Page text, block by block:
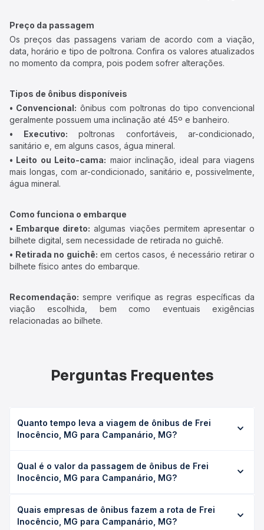
Preço da passagem
Os preços das passagens variam de acordo com a viação,
data, horário e tipo de poltrona. Confira os valores atualizados
no momento da compra, pois podem sofrer alterações.
Tipos de ônibus disponíveis
• Convencional: ônibus com poltronas do tipo convencional
geralmente possuem uma inclinação até 45º e banheiro.
• Executivo: poltronas confortáveis, ar-condicionado,
sanitário e, em alguns casos, água mineral.
• Leito ou Leito-cama: maior inclinação, ideal para viagens
mais longas, com ar-condicionado, sanitário e, possivelmente,
água mineral.
Como funciona o embarque
• Embarque direto: algumas viações permitem apresentar o
bilhete digital, sem necessidade de retirada no guichê.
• Retirada no guichê: em certos casos, é necessário retirar o
bilhete físico antes do embarque.
Recomendação: sempre verifique as regras específicas da
viação escolhida, bem como eventuais exigências
relacionadas ao bilhete.
Perguntas Frequentes
Quanto tempo leva a viagem de ônibus de Frei
Inocêncio, MG para Campanário, MG?
Campanário, MG leva em média 0h 42min, podendo variar
conforme a viação, o tipo de serviço (convencional,
duração exata de cada opção na data desejada.
Qual é o valor da passagem de ônibus de Frei
Inocêncio, MG para Campanário, MG?
para Campanário, MG custa em média R$ 21,77 e varia
conforme a data da viagem, a empresa, o tipo de poltrona
Quais empresas de ônibus fazem a rota de Frei
Inocêncio, MG para Campanário, MG?